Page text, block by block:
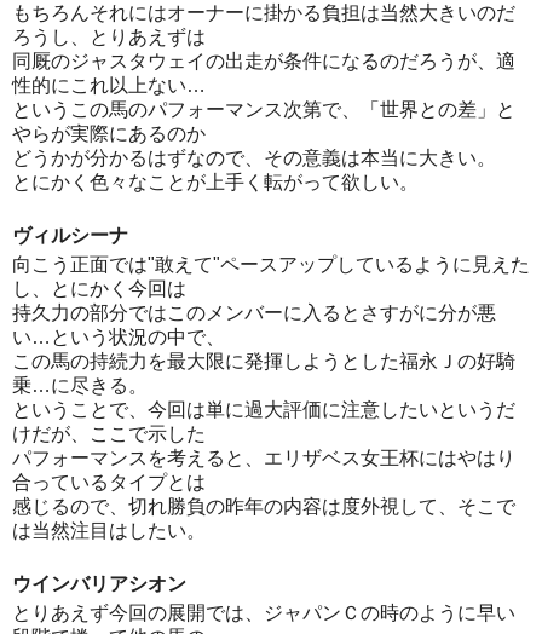
もちろんそれにはオーナーに掛かる負担は当然大きいのだ
ろうし、とりあえずは
同厩のジャスタウェイの出走が条件になるのだろうが、適
性的にこれ以上ない…
というこの馬のパフォーマンス次第で、「世界との差」と
やらが実際にあるのか
どうかが分かるはずなので、その意義は本当に大きい。
とにかく色々なことが上手く転がって欲しい。
ヴィルシーナ
向こう正面では"敢えて"ペースアップしているように見えた
し、とにかく今回は
持久力の部分ではこのメンバーに入るとさすがに分が悪
い…という状況の中で、
この馬の持続力を最大限に発揮しようとした福永Ｊの好騎
乗…に尽きる。
ということで、今回は単に過大評価に注意したいというだ
けだが、ここで示した
パフォーマンスを考えると、エリザベス女王杯にはやはり
合っているタイプとは
感じるので、切れ勝負の昨年の内容は度外視して、そこで
は当然注目はしたい。
ウインバリアシオン
とりあえず今回の展開では、ジャパンＣの時のように早い